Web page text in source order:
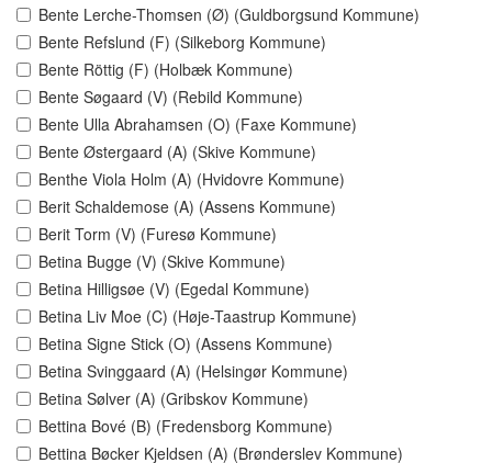
Bente Lerche-Thomsen (Ø) (Guldborgsund Kommune)
Bente Refslund (F) (Silkeborg Kommune)
Bente Röttig (F) (Holbæk Kommune)
Bente Søgaard (V) (Rebild Kommune)
Bente Ulla Abrahamsen (O) (Faxe Kommune)
Bente Østergaard (A) (Skive Kommune)
Benthe Viola Holm (A) (Hvidovre Kommune)
Berit Schaldemose (A) (Assens Kommune)
Berit Torm (V) (Furesø Kommune)
Betina Bugge (V) (Skive Kommune)
Betina Hilligsøe (V) (Egedal Kommune)
Betina Liv Moe (C) (Høje-Taastrup Kommune)
Betina Signe Stick (O) (Assens Kommune)
Betina Svinggaard (A) (Helsingør Kommune)
Betina Sølver (A) (Gribskov Kommune)
Bettina Bové (B) (Fredensborg Kommune)
Bettina Bøcker Kjeldsen (A) (Brønderslev Kommune)